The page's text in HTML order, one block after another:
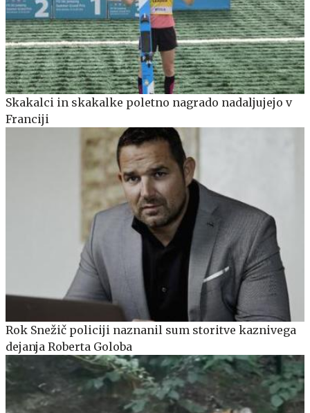
Skakalci in skakalke poletno nagrado nadaljujejo v
Franciji
Rok Snežič policiji naznanil sum storitve kaznivega
dejanja Roberta Goloba